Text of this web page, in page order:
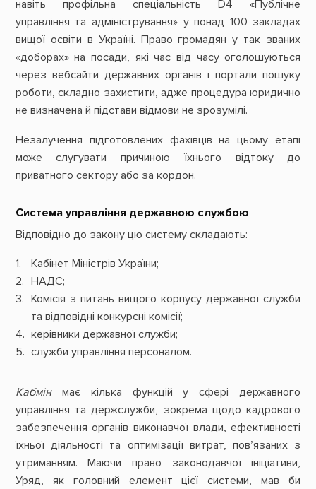
навіть профільна спеціальність D4 «Публічне
управління та адміністрування» у понад 100 закладах
вищої освіти в Україні. Право громадян у так званих
«доборах» на посади, які час від часу оголошуються
через вебсайти державних органів і портали пошуку
роботи, складно захистити, адже процедура юридично
не визначена й підстави відмови не зрозумілі.
Незалучення підготовлених фахівців на цьому етапі
може слугувати причиною їхнього відтоку до
приватного сектору або за кордон.
Система управління державною службою
Відповідно до закону цю систему складають:
Кабінет Міністрів України;
НАДС;
Комісія з питань вищого корпусу державної служби
та відповідні конкурсні комісії;
керівники державної служби;
служби управління персоналом.
Кабмінмає кілька функцій у сфері державного
управління та держслужби, зокрема щодо кадрового
забезпечення органів виконавчої влади, ефективності
їхньої діяльності та оптимізації витрат, пов’язаних з
утриманням. Маючи право законодавчої ініціативи,
Уряд, як головний елемент цієї системи, мав би